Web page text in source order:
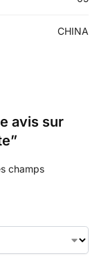
CHINA
avis sur
champs